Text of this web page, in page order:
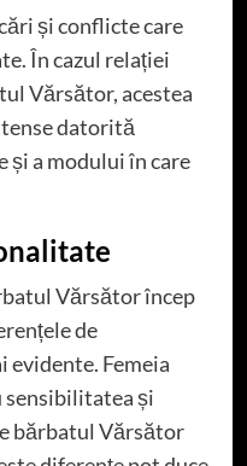
și conflicte care
În cazul relației
Vărsător, acestea
datorită
a modului în care
Vărsător încep
de
evidente. Femeia
sensibilitatea și
bărbatul Vărsător